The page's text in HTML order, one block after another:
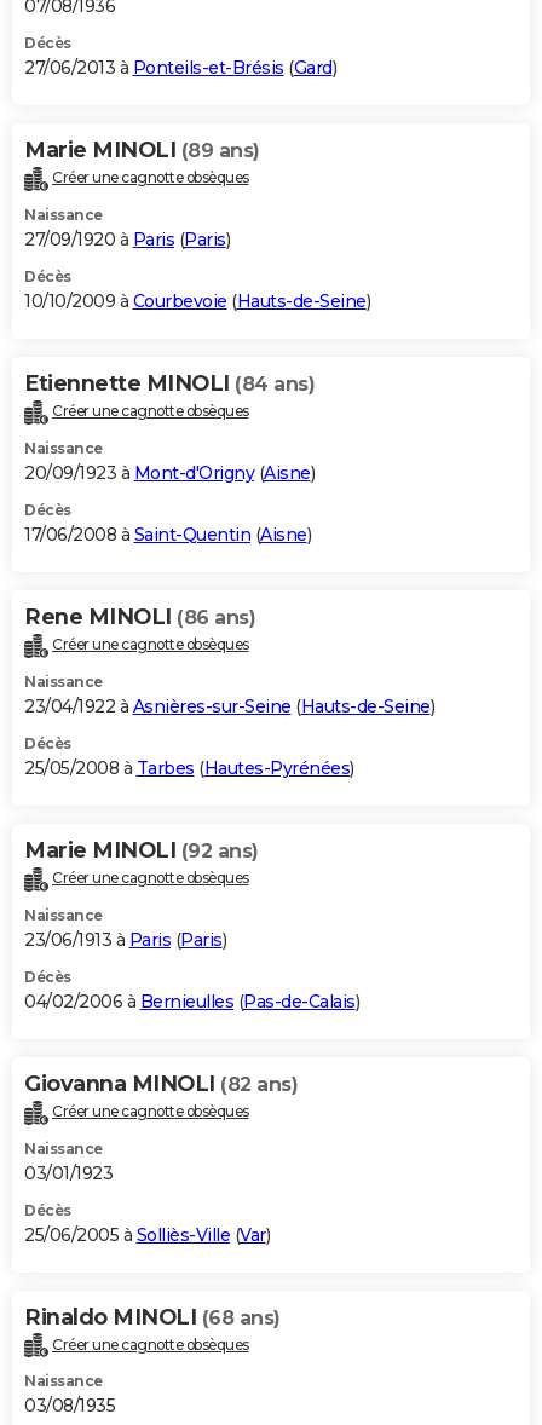
07/08/1936
Décès
27/06/2013 à Ponteils-et-Brésis (Gard)
Marie MINOLI (89 ans)
Créer une cagnotte obsèques
Naissance
27/09/1920 à Paris (Paris)
Décès
10/10/2009 à Courbevoie (Hauts-de-Seine)
Etiennette MINOLI (84 ans)
Créer une cagnotte obsèques
Naissance
20/09/1923 à Mont-d'Origny(Aisne)
Décès
17/06/2008 à Saint-Quentin (Aisne)
Rene MINOLI (86 ans)
Créer une cagnotte obsèques
Naissance
23/04/1922 à Asnières-sur-Seine (Hauts-de-Seine)
Décès
25/05/2008 à Tarbes (Hautes-Pyrénées)
Marie MINOLI (92 ans)
Créer une cagnotte obsèques
Naissance
23/06/1913 à Paris (Paris)
Décès
04/02/2006 à Bernieulles (Pas-de-Calais)
Giovanna MINOLI (82 ans)
Créer une cagnotte obsèques
Naissance
03/01/1923
Décès
25/06/2005 à Solliès-Ville (Var)
Rinaldo MINOLI (68 ans)
Créer une cagnotte obsèques
Naissance
03/08/1935